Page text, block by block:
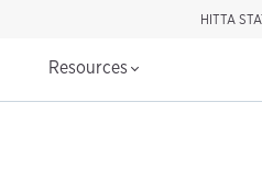
HITTA
Resources